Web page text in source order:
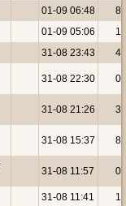
01-09 06:48
8
01-09 05:06
1
31-08 23:43
4
31-08 22:30 0
31-08 21:26 3
31-08 15:37 8
31-08 11:57 0
31-08 11:41
1